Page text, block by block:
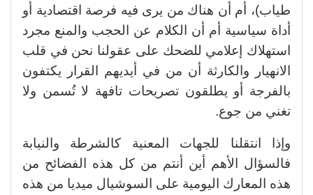
طياب)، أم أن هناك من يرى فيه فرصة اقتصادية أو
أداة سياسية أم أن الكلام عن الحجب والمنع مجرد
استهلاك إعلامي للضحك على عقولنا نحن في قلب
الانهيار والكارثة أن من في أيديهم القرار يكتفون
بالفرجة أو يطلقون تصريحات تافهة لا تُسمن ولا
تغني من جوع.
وإذا انتقلنا للجهات المعنية كالشرطة والنيابة
فالسؤال الأهم أين أنتم من كل هذه الفضائح من
هذه المعارك اليومية على السوشيال ميديا من هذه